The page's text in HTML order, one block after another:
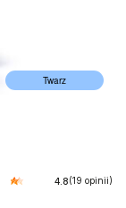
Twarz
4.8(19 opinii)